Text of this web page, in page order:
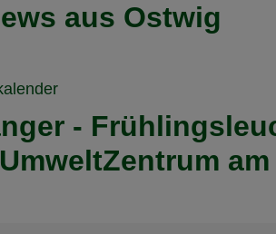
aus Ostwig
-